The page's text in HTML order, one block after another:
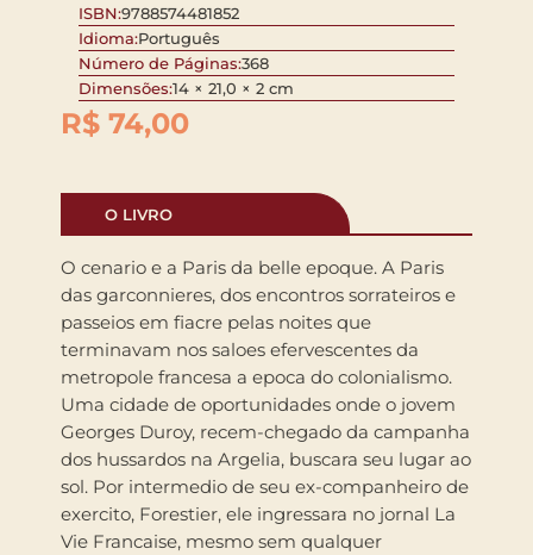
ISBN:9788574481852
Idioma:Português
Número de Páginas:368
Dimensões:14 × 21,0 × 2 cm
R$ 74,00
O LIVRO
O cenario e a Paris da belle epoque. A Paris
das garconnieres, dos encontros sorrateiros e
passeios em fiacre pelas noites que
terminavam nos saloes efervescentes da
metropole francesa a epoca do colonialismo.
Uma cidade de oportunidades onde o jovem
Georges Duroy, recem-chegado da campanha
dos hussardos na Argelia, buscara seu lugar ao
sol. Por intermedio de seu ex-companheiro de
exercito, Forestier, ele ingressara no jornal La
Vie Francaise, mesmo sem qualquer